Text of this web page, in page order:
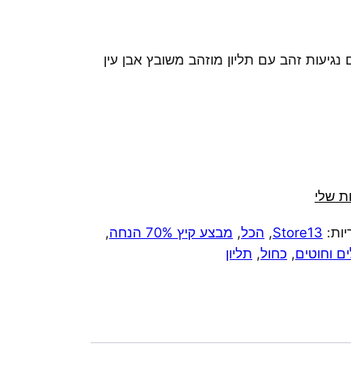
זהב עם תליון מוזהב משובץ אבן עין
שלי
Store13
, הכל, מבצע קיץ 70% הנחה
,
וחוטים, כחול, תליון